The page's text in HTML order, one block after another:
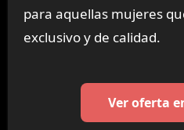
para aquellas mujeres
exclusivo y de calidad.
Ver oferta